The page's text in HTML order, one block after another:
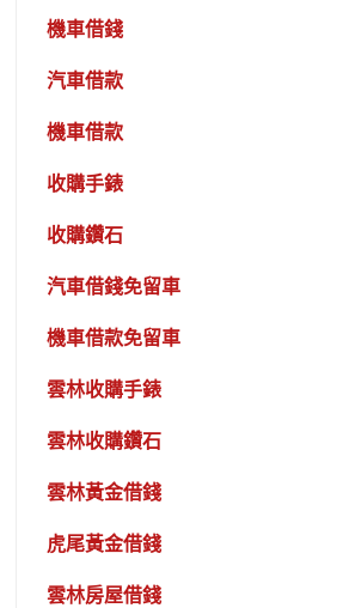
機車借錢
汽車借款
機車借款
收購手錶
收購鑽石
汽車借錢免留車
機車借款免留車
雲林收購手錶
雲林收購鑽石
雲林黃金借錢
虎尾黃金借錢
雲林房屋借錢